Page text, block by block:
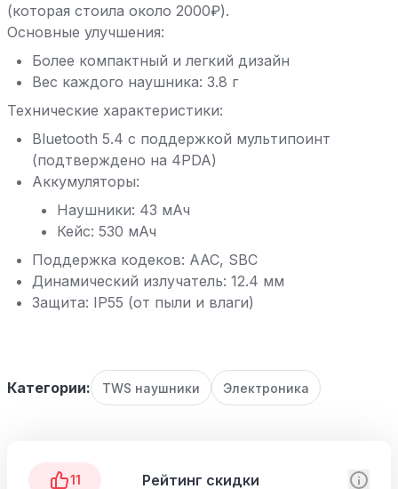
(которая стоила около 2000₽).
Основные улучшения:
Более компактный и легкий дизайн
Вес каждого наушника: 3.8 г
Технические характеристики:
Bluetooth 5.4 с поддержкой мультипоинт
(подтверждено на 4PDA)
Аккумуляторы:
Наушники: 43 мАч
Кейс: 530 мАч
Поддержка кодеков: AAC, SBC
Динамический излучатель: 12.4 мм
Защита: IP55 (от пыли и влаги)
Категории: TWS наушники Электроника
11 Рейтинг скидки